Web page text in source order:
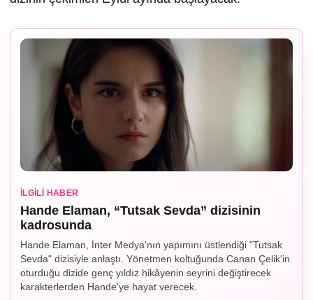
İLGILI HABER
Hande Elaman, “Tutsak Sevda” dizisinin
kadrosunda
Hande Elaman, İnter Medya'nın yapımını üstlendiği "Tutsak
Sevda" dizisiyle anlaştı. Yönetmen koltuğunda Canan Çelik'in
oturduğu dizide genç yıldız hikâyenin seyrini değiştirecek
karakterlerden Hande'ye hayat verecek.